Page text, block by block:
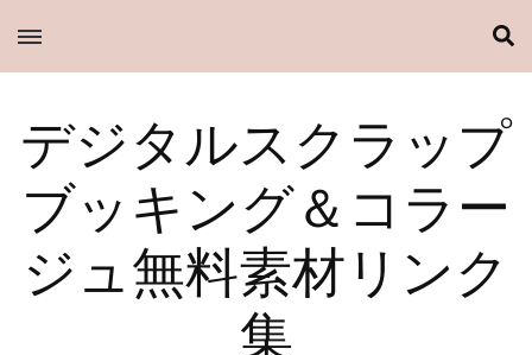
デジタルスクラップ
ブッキング＆コラー
ジュ無料素材リンク